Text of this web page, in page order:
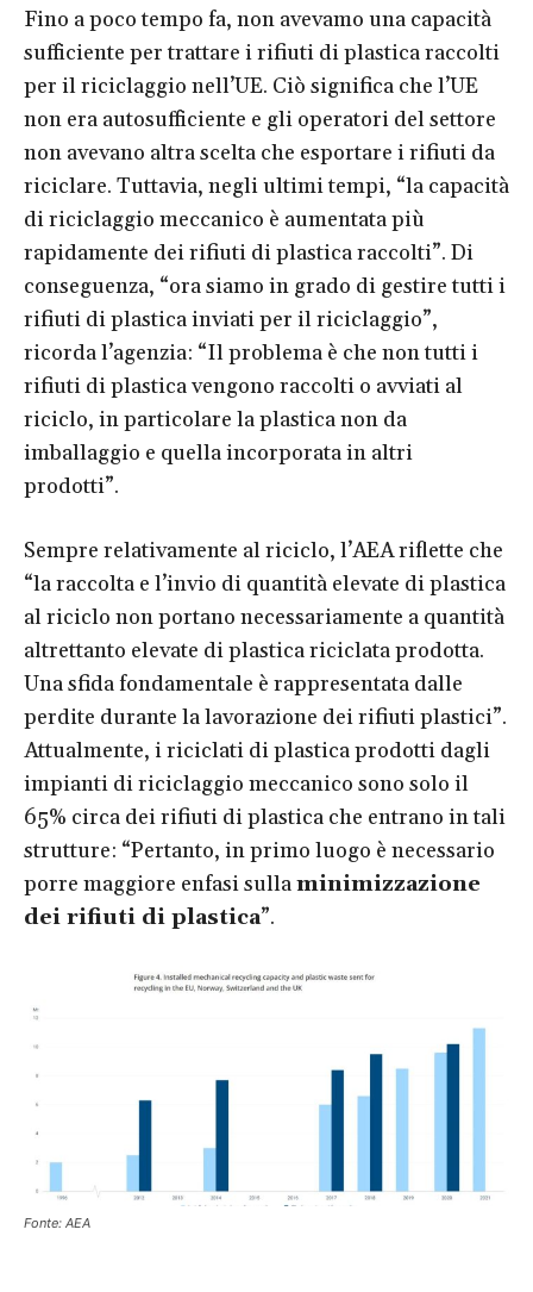
Fino a poco tempo fa, non avevamo una capacità
sufficiente per trattare i rifiuti di plastica raccolti
per il riciclaggio nell’UE. Ciò significa che l’UE
non era autosufficiente e gli operatori del settore
non avevano altra scelta che esportare i rifiuti da
riciclare. Tuttavia, negli ultimi tempi, “la capacità
di riciclaggio meccanico è aumentata più
rapidamente dei rifiuti di plastica raccolti”. Di
conseguenza, “ora siamo in grado di gestire tutti i
rifiuti di plastica inviati per il riciclaggio”,
ricorda l’agenzia: “Il problema è che non tutti i
rifiuti di plastica vengono raccolti o avviati al
riciclo, in particolare la plastica non da
imballaggio e quella incorporata in altri
prodotti”.
Sempre relativamente al riciclo, l’AEA riflette che
“la raccolta e l’invio di quantità elevate di plastica
al riciclo non portano necessariamente a quantità
altrettanto elevate di plastica riciclata prodotta.
Una sfida fondamentale è rappresentata dalle
perdite durante la lavorazione dei rifiuti plastici”.
Attualmente, i riciclati di plastica prodotti dagli
impianti di riciclaggio meccanico sono solo il
65% circa dei rifiuti di plastica che entrano in tali
strutture: “Pertanto, in primo luogo è necessario
porre maggiore enfasi sullaminimizzazione
dei rifiuti di plastica”.
Fonte: AEA